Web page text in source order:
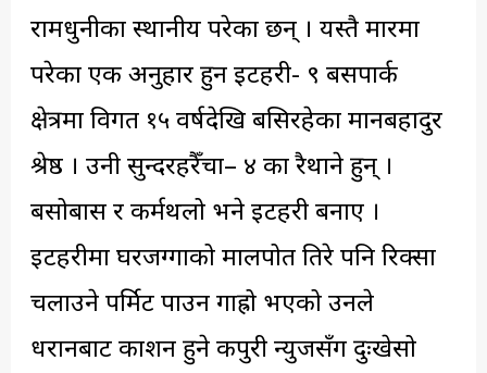
रामधुनीका स्थानीय परेका छन् । यस्तै मारमा
परेका एक अनुहार हुन इटहरी- ९ बसपार्क
क्षेत्रमा विगत १५ वर्षदेखि बसिरहेका मानबहादुर
श्रेष्ठ । उनी सुन्दरहरैँचा– ४ का रैथाने हुन् ।
बसोबास र कर्मथलो भने इटहरी बनाए ।
इटहरीमा घरजग्गाको मालपोत तिरे पनि रिक्सा
चलाउने पर्मिट पाउन गाह्रो भएको उनले
धरानबाट प्रकाशन हुने कपुरी न्युजसँग दुःखेसो